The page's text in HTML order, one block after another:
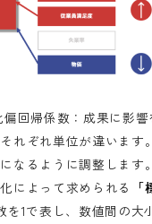
回帰係数：成果に影響
それぞれ単位が違います
なるように調整します
によって求められる
を1で表し、数値間の大